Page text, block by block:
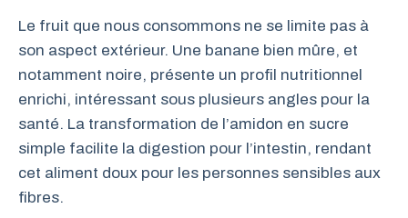
Le fruit que nous consommons ne se limite pas à
son aspect extérieur. Une banane bien mûre, et
notamment noire, présente un profil nutritionnel
enrichi, intéressant sous plusieurs angles pour la
santé. La transformation de l’amidon en sucre
simple facilite la digestion pour l’intestin, rendant
cet aliment doux pour les personnes sensibles aux
fibres.